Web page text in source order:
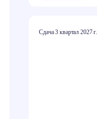
Сдача 3 квартал 2027 г.